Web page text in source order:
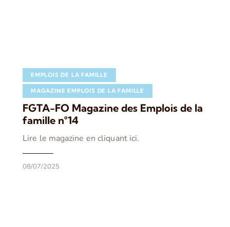
EMPLOIS DE LA FAMILLE
MAGAZINE EMPLOIS DE LA FAMILLE
FGTA-FO Magazine des Emplois de la
famille n°14
Lire le magazine en cliquant ici.
08/07/2025